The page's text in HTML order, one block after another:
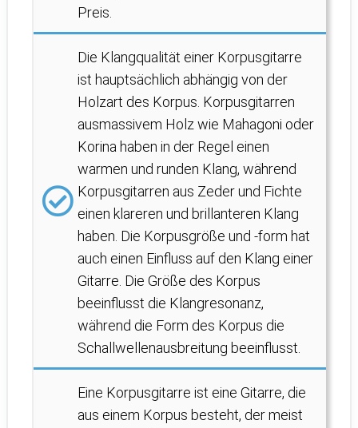
Preis.
Die Klangqualität einer Korpusgitarre
ist hauptsächlich abhängig von der
Holzart des Korpus. Korpusgitarren
ausmassivem Holz wie Mahagoni oder
Korina haben in der Regel einen
warmen und runden Klang, während
Korpusgitarren aus Zeder und Fichte
einen klareren und brillanteren Klang
haben. Die Korpusgröße und -form hat
auch einen Einfluss auf den Klang einer
Gitarre. Die Größe des Korpus
beeinflusst die Klangresonanz,
während die Form des Korpus die
Schallwellenausbreitung beeinflusst.
Eine Korpusgitarre ist eine Gitarre, die
aus einem Korpus besteht, der meist